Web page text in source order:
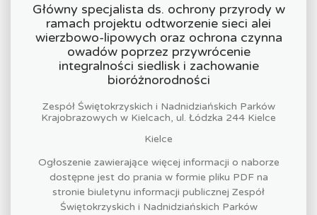
Główny specjalista ds. ochrony przyrody w
ramach projektu odtworzenie sieci alei
wierzbowo-lipowych oraz ochrona czynna
owadów poprzez przywrócenie
integralności siedlisk i zachowanie
bioróżnorodności
Zespół Świętokrzyskich i Nadnidziańskich Parków
Krajobrazowych w Kielcach, ul. Łódzka 244 Kielce
Kielce
Ogłoszenie zawierające więcej informacji o naborze
dostępne jest do prania w formie pliku PDF na
stronie biuletynu informacji publicznej Zespół
Świętokrzyskich i Nadnidziańskich Parków